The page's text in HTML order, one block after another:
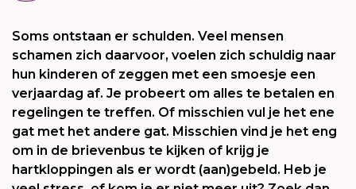
Soms ontstaan er schulden. Veel mensen
schamen zich daarvoor, voelen zich schuldig naar
hun kinderen of zeggen met een smoesje een
verjaardag af. Je probeert om alles te betalen en
regelingen te treffen. Of misschien vul je het ene
gat met het andere gat. Misschien vind je het eng
om in de brievenbus te kijken of krijg je
hartkloppingen als er wordt (aan)gebeld. Heb je